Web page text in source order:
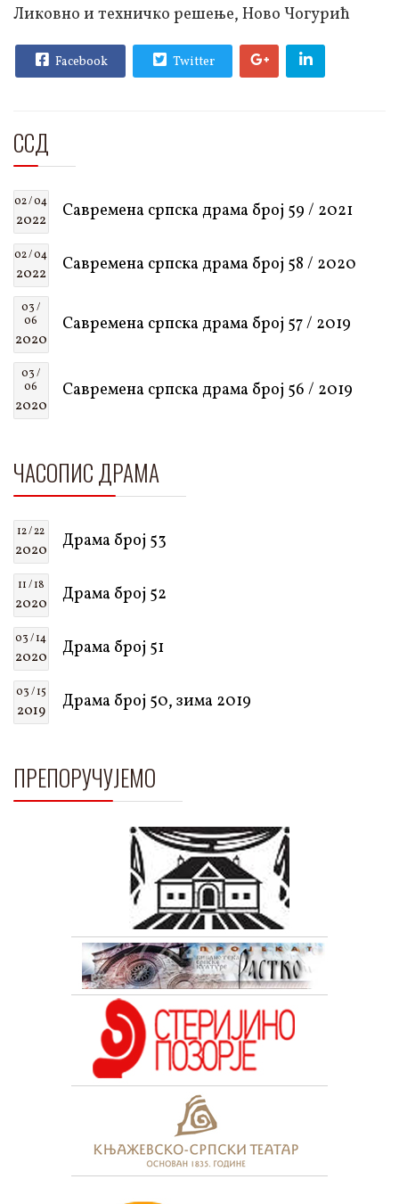
Ликовно и техничко решење, Ново Чогурић
Facebook Twitter
ССД
02 / 04
2022 Савремена српска драма број 59 / 2021
02 / 04
2022 Савремена српска драма број 58 / 2020
03 /
06
2020
Савремена српска драма број 57 / 2019
03 /
06
2020
Савремена српска драма број 56 / 2019
ЧАСОПИС ДРАМА
12 / 22
2020 Драма број 53
11 / 18
2020 Драма број 52
03 / 14
2020 Драма број 51
03 / 15
2019 Драма број 50, зима 2019
ПРЕПОРУЧУЈЕМО